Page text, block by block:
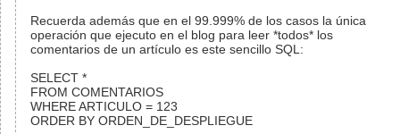
Recuerda además que en el 99.999% de los casos la única
operación que ejecuto en el blog para leer *todos* los
comentarios de un artículo es este sencillo SQL:
SELECT *
FROM COMENTARIOS
WHERE ARTICULO = 123
ORDER BY ORDEN_DE_DESPLIEGUE